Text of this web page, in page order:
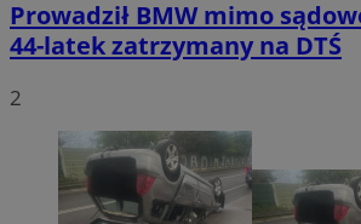
Prowadził BMW mimo
44-latek zatrzymany na DTŚ
2